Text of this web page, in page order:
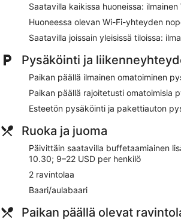
Voit käydä uimassa majoituspaikan
Majoituspaikan palveluihin lukeutuvat
pyykinpesutilat ja hissi
Sijaitsee vain 1 minuutin ajomatkan
Kuningatar Emman silta ja 13 minuutin
kohteesta Mambon ranta
Courtyard by Marriott Curacao tarjoaa
käyttöön ulkouima-altaan ja lastenaltaan.
nauttimaan drinkeistä. Wi-Fi on saatavilla
ilmaiseksi.
käytössä. Courtyard by Marriott Curacao
Saatavilla kaikissa huoneissa: ilmainen
Huoneessa olevan Wi-Fi-yhteyden
Saatavilla joissain yleisissä tiloissa:
Pysäköinti ja
Paikan päällä ilmainen omatoiminen
Paikan päällä rajoitetusti omatoimisia
Esteetön pysäköinti ja pakettiauton
Ruoka ja juoma
Päivittäin saatavilla buffetaamiainen
10.30; 9–22 USD per henkilö
2 ravintolaa
Baari/aulabaari
Paikan päällä olevat